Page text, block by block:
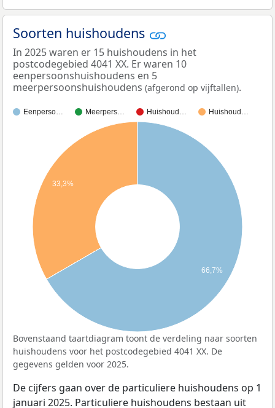
Soorten huishoudens
In 2025 waren er 15 huishoudens in het
postcodegebied 4041 XX. Er waren 10
eenpersoonshuishoudens en 5
meerpersoonshuishoudens (afgerond op vijftallen).
Eenperso… Meerpers… Huishoud… Huishoud…
33,3%
66,7%
Bovenstaand taartdiagram toont de verdeling naar soorten
huishoudens voor het postcodegebied 4041 XX. De
gegevens gelden voor 2025.
De cijfers gaan over de particuliere huishoudens op 1
januari 2025. Particuliere huishoudens bestaan uit